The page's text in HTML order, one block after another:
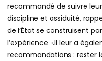
recommandé de suivre
discipline et assiduité,
de l’État se construisent
l’expérience ».Il leur a
recommandations : rester